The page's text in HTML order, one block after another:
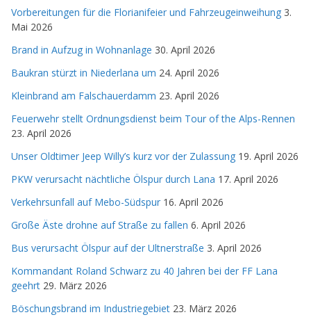
Vorbereitungen für die Florianifeier und Fahrzeugeinweihung 3.
Mai 2026
Brand in Aufzug in Wohnanlage 30. April 2026
Baukran stürzt in Niederlana um 24. April 2026
Kleinbrand am Falschauerdamm 23. April 2026
Feuerwehr stellt Ordnungsdienst beim Tour of the Alps-Rennen
23. April 2026
Unser Oldtimer Jeep Willy’s kurz vor der Zulassung 19. April 2026
PKW verursacht nächtliche Ölspur durch Lana 17. April 2026
Verkehrsunfall auf Mebo-Südspur 16. April 2026
Große Äste drohne auf Straße zu fallen 6. April 2026
Bus verursacht Ölspur auf der Ultnerstraße 3. April 2026
Kommandant Roland Schwarz zu 40 Jahren bei der FF Lana
geehrt 29. März 2026
Böschungsbrand im Industriegebiet 23. März 2026